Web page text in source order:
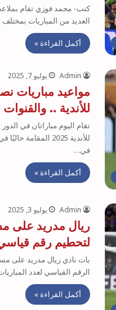
العديد من المباريات
أكمل القراءة »
Admin يوليو 7, 2025
مواعيد مباريات
للأندية .. والقنوات
تقام اليوم مباراتان في
للأندية 2025
في…
أكمل القراءة »
Admin يوليو 3, 2025
ريال مدريد على
لتحطيم رقم
بات نادي ريال مدريد على
الرقم القياسي لعدد
أكمل القراءة »